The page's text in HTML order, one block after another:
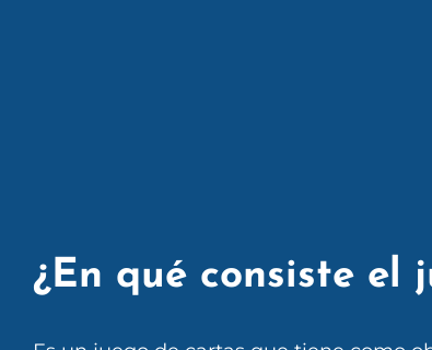
¿En qué consiste el